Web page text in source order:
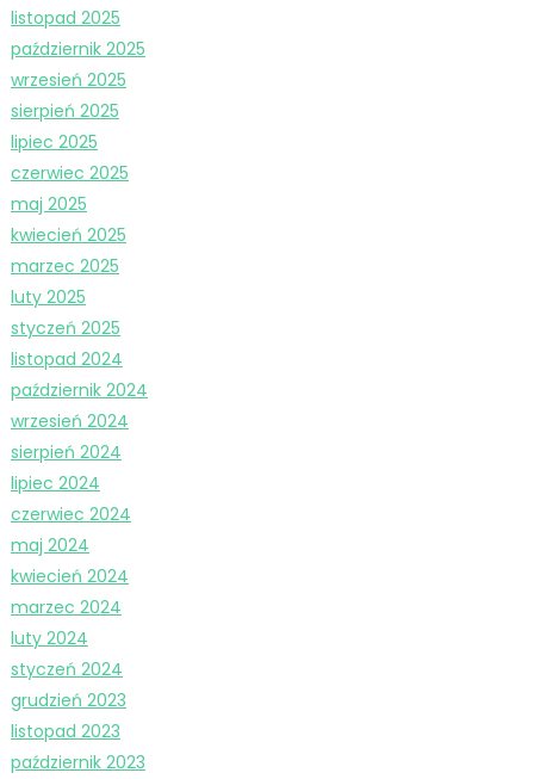
listopad 2025
październik 2025
wrzesień 2025
sierpień 2025
lipiec 2025
czerwiec 2025
maj 2025
kwiecień 2025
marzec 2025
luty 2025
styczeń 2025
listopad 2024
październik 2024
wrzesień 2024
sierpień 2024
lipiec 2024
czerwiec 2024
maj 2024
kwiecień 2024
marzec 2024
luty 2024
styczeń 2024
grudzień 2023
listopad 2023
październik 2023